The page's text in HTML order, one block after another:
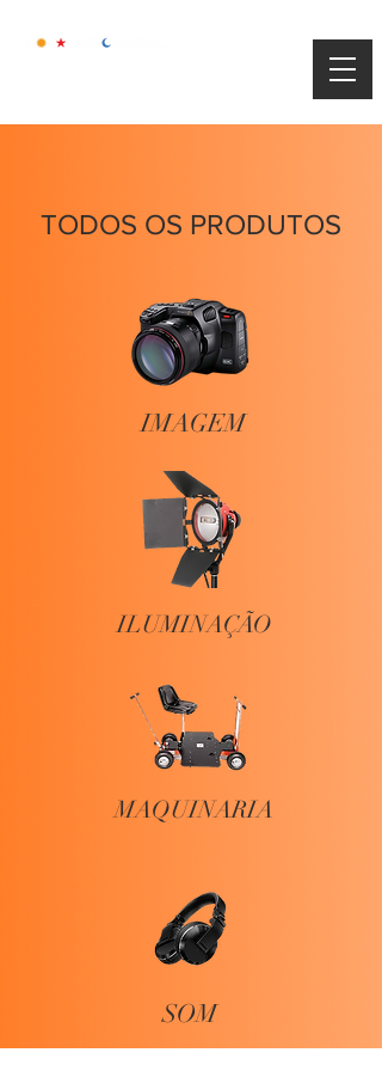
TODOS OS PRODUTOS
IMAGEM
ILUMINAÇÃO
MAQUINARIA
SOM